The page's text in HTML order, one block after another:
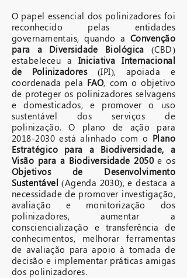
O papel essencial dos polinizadores foi
reconhecido pelas entidades
governamentais, quando a Convenção
para a Diversidade Biológica (CBD)
estabeleceu a Iniciativa Internacional
de Polinizadores(IPI), apoiada e
coordenada pela FAO, com o objetivo
de proteger os polinizadores selvagens
e domesticados, e promover o uso
sustentável dos serviços de
polinização. O plano de ação para
2018-2030 está alinhado com o Plano
Estratégico para a Biodiversidade, a
Visão para a Biodiversidade 2050e os
Objetivos de Desenvolvimento
Sustentável (Agenda 2030), e destaca a
necessidade de promover investigação,
avaliação e monitorização dos
polinizadores, aumentar a
consciencialização e transferência de
conhecimentos, melhorar ferramentas
de avaliação para apoio à tomada de
decisão e implementar práticas amigas
dos polinizadores.